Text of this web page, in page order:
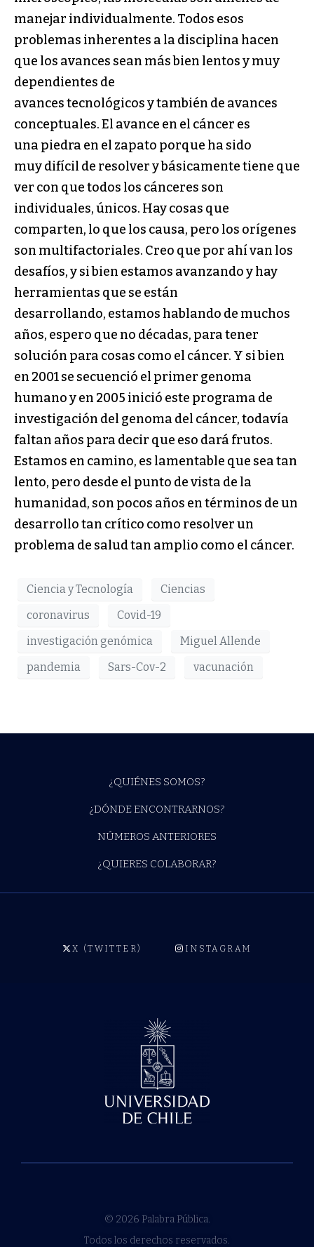
manejar individualmente. Todos esos
problemas inherentes a la disciplina hacen
que los avances sean más bien lentos y muy
dependientes de
avances tecnológicos y también de avances
conceptuales. El avance en el cáncer es
una piedra en el zapato porque ha sido
muy difícil de resolver y básicamente tiene que
ver con que todos los cánceres son
individuales, únicos. Hay cosas que
comparten, lo que los causa, pero los orígenes
son multifactoriales. Creo que por ahí van los
desafíos, y si bien estamos avanzando y hay
herramientas que se están
desarrollando, estamos hablando de muchos
años, espero que no décadas, para tener
solución para cosas como el cáncer. Y si bien
en 2001 se secuenció el primer genoma
humano y en 2005 inició este programa de
investigación del genoma del cáncer, todavía
faltan años para decir que eso dará frutos.
Estamos en camino, es lamentable que sea tan
lento, pero desde el punto de vista de la
humanidad, son pocos años en términos de un
desarrollo tan crítico como resolver un
problema de salud tan amplio como el cáncer.
Ciencia y Tecnología
Ciencias
coronavirus
Covid-19
investigación genómica
Miguel Allende
pandemia
Sars-Cov-2 vacunación
¿QUIÉNES SOMOS?
¿DÓNDE ENCONTRARNOS?
NÚMEROS ANTERIORES
¿QUIERES COLABORAR?
X (TWITTER) INSTAGRAM
© 2026 Palabra Pública.
Todos los derechos reservados.